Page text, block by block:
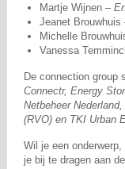
Martje Wijnen –
Jeanet
Michelle
Vanessa
De connection group
Connectr, Energy
Netbeheer
(RVO) en TKI Urban
Wil je een
je bij te dragen aan